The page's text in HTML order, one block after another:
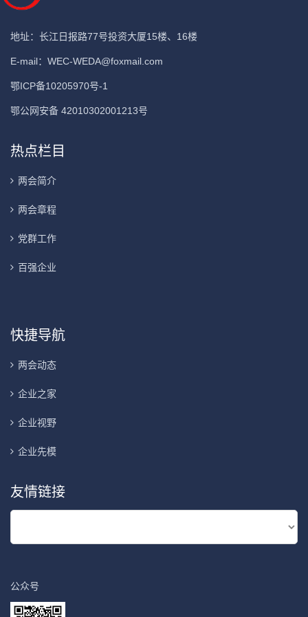
地址：长江日报路77号投资大厦15楼、16楼
E-mail： WEC-WEDA@foxmail.com
鄂ICP备10205970号-1
鄂公网安备 42010302001213号
热点栏目
两会简介
两会章程
党群工作
百强企业
快捷导航
两会动态
企业之家
企业视野
企业先模
友情链接
公众号